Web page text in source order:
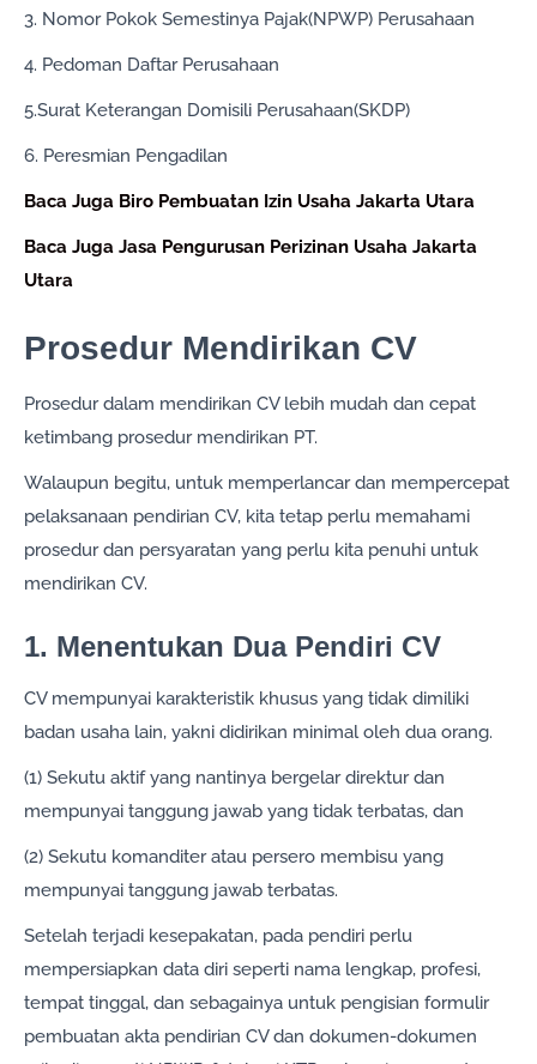
3. Nomor Pokok Semestinya Pajak(NPWP) Perusahaan
4. Pedoman Daftar Perusahaan
5.Surat Keterangan Domisili Perusahaan(SKDP)
6. Peresmian Pengadilan
Baca Juga Biro Pembuatan Izin Usaha Jakarta Utara
Baca Juga Jasa Pengurusan Perizinan Usaha Jakarta
Utara
Prosedur Mendirikan CV
Prosedur dalam mendirikan CV lebih mudah dan cepat
ketimbang prosedur mendirikan PT.
Walaupun begitu, untuk memperlancar dan mempercepat
pelaksanaan pendirian CV, kita tetap perlu memahami
prosedur dan persyaratan yang perlu kita penuhi untuk
mendirikan CV.
1. Menentukan Dua Pendiri CV
CV mempunyai karakteristik khusus yang tidak dimiliki
badan usaha lain, yakni didirikan minimal oleh dua orang.
(1) Sekutu aktif yang nantinya bergelar direktur dan
mempunyai tanggung jawab yang tidak terbatas, dan
(2) Sekutu komanditer atau persero membisu yang
mempunyai tanggung jawab terbatas.
Setelah terjadi kesepakatan, pada pendiri perlu
mempersiapkan data diri seperti nama lengkap, profesi,
tempat tinggal, dan sebagainya untuk pengisian formulir
pembuatan akta pendirian CV dan dokumen-dokumen